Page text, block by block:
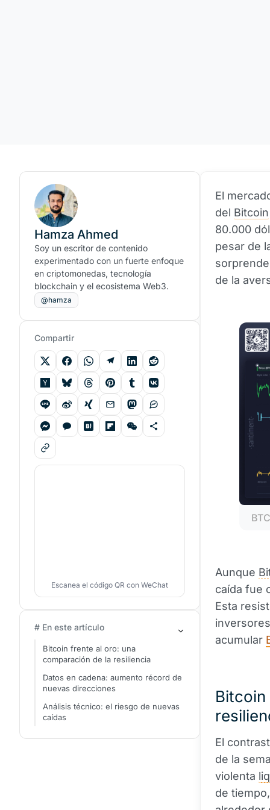
El
del Bitcoin
80.000
pesar de
de la
Aunque
caída fue
Esta
acumular
El
de la
violenta
de
Hamza Ahmed
Soy un escritor de contenido
experimentado con un fuerte enfoque
en criptomonedas, tecnología
blockchain y el ecosistema Web3.
@hamza
Compartir
Escanea el código QR con WeChat
# En este artículo
Bitcoin frente al oro: una
comparación de la resiliencia
Datos en cadena: aumento récord de
nuevas direcciones
Análisis técnico: el riesgo de nuevas
caídas